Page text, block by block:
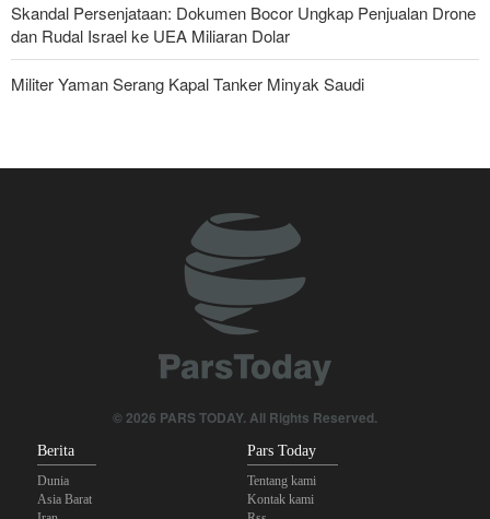
Skandal Persenjataan: Dokumen Bocor Ungkap Penjualan Drone
dan Rudal Israel ke UEA Miliaran Dolar
Militer Yaman Serang Kapal Tanker Minyak Saudi
Legislator Iran: AS Akan Segera Diusir dari Kawasan dan Semua
Dua Orang di UEA Ditahan karena Sebarkan Foto Ledakan Jebel
© 2026 PARS TODAY. All Rights Reserved.
Berita
Dunia
Asia Barat
Pars Today
Tentang kami
Kontak kami